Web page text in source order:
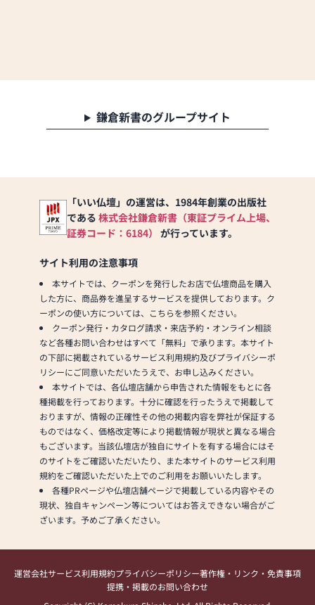
鎌倉新書のグループサイト
「いい仏壇」の運営は、1984年創業の出版社
である 株式会社鎌倉新書（東証プライム上場、
証券コード：6184） が行っています。
サイト利用の注意事項
本サイトでは、クーポンを発行したお店で仏壇商品を購入
した方に、商品券を進呈するサービスを提供しております。ク
ーポンの使い方については、こちらを参照ください。
クーポン発行・カタログ請求・来店予約・オンライン相談
など各種お問い合わせはすべて「無料」で承ります。本サイト
の下部に掲載されているサービス利用規約及びプライバシーポ
リシーにご同意いただいたうえで、お申し込みください。
本サイトでは、各仏壇店舗から申告された情報をもとに各
種掲載を行っております。十分に確認を行ったうえで掲載して
おりますが、情報の正確性その他の掲載内容を弊社が保証する
ものではなく、価格改定等により掲載情報が現状と異なる場合
もございます。当該仏壇店が独自にサイトを有する場合にはそ
のサイトをご確認いただいたり、また本サイトのサービス利用
規約をご確認いただいた上でのご利用をお願いいたします。
各種PRページや仏壇店舗ページで掲載している内容やその
現状、独自キャンペーン等についてはお答えできない場合がご
ざいます。予めご了承ください。
運営会社サービス利用規約プライバシーポリシー著作権・リンク・免責事項
提携・掲載のお問い合わせ